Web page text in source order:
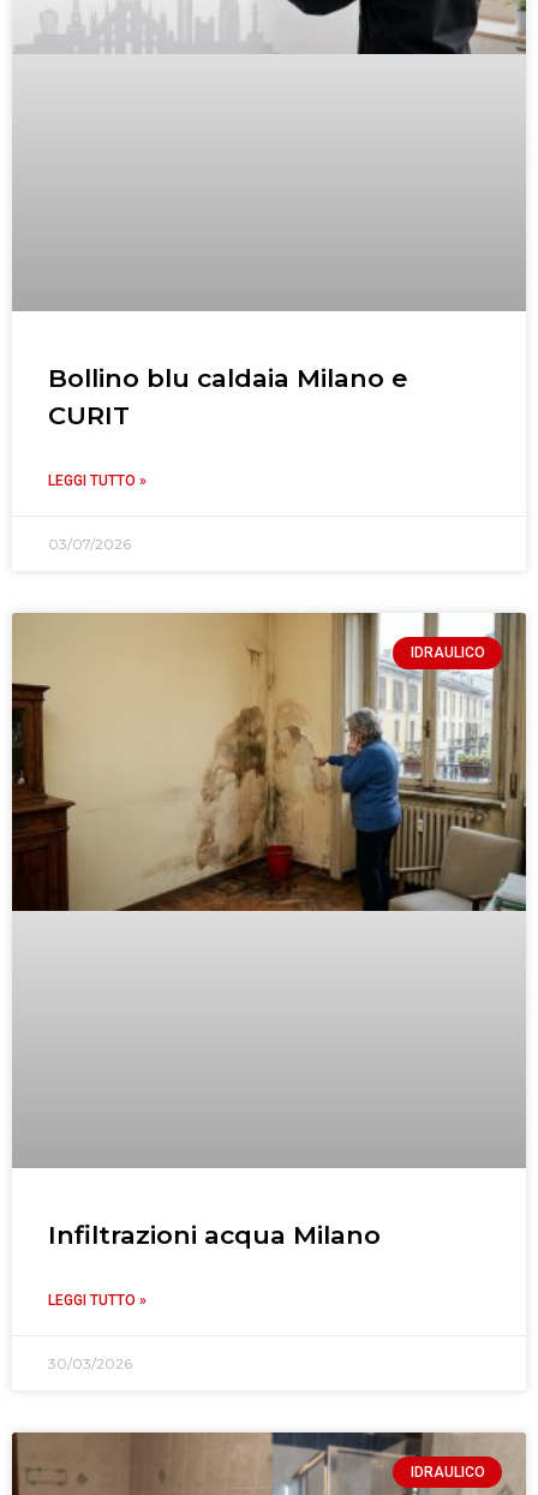
Bollino blu caldaia Milano e
CURIT
LEGGI TUTTO »
03/07/2026
IDRAULICO
Infiltrazioni acqua Milano
LEGGI TUTTO »
30/03/2026
IDRAULICO